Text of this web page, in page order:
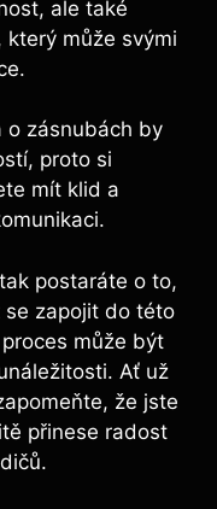
ale také
který může svými
o zásnubách by
proto si
mít klid a
postaráte o to,
zapojit do této
může být
Ať už
že jste
přinese radost